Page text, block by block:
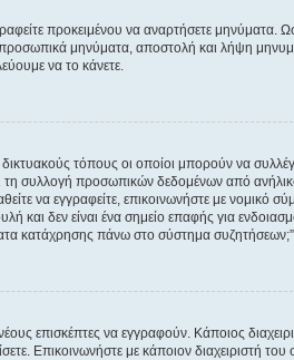
προκειμένου να αναρτήσετε
μηνύματα, αποστολή και λήψη
να το κάνετε.
τόπους οι οποίοι μπορούν να
συλλογή προσωπικών δεδομένων από
να εγγραφείτε, επικοινωνήστε με νομικό
και δεν είναι ένα σημείο επαφής για
κατάχρησης πάνω στο σύστημα συζητήσεων;”.
επισκέπτες να εγγραφούν. Κάποιος
Επικοινωνήστε με κάποιον διαχειριστή